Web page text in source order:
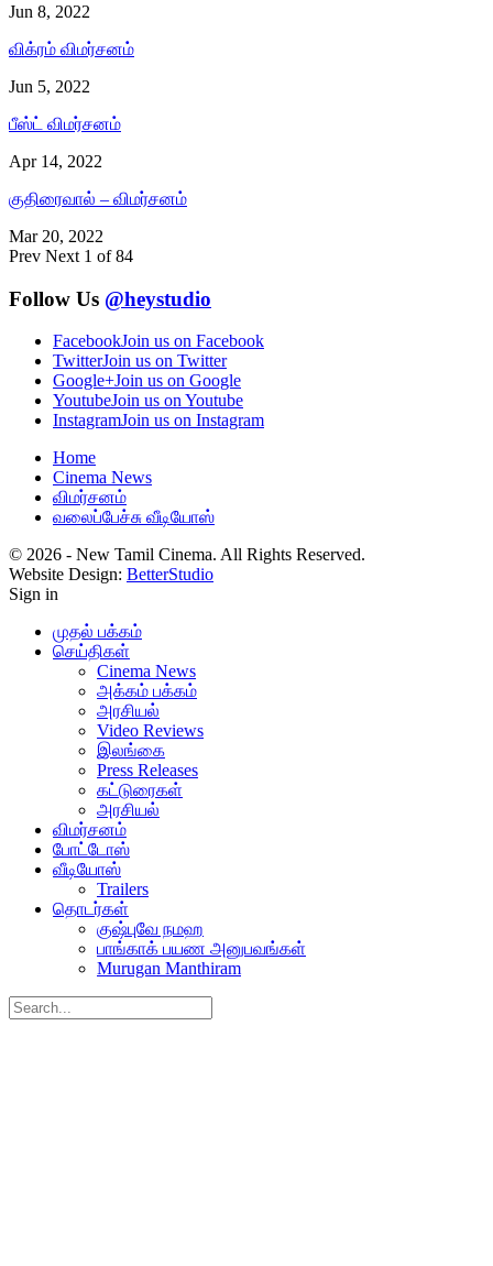
Jun 8, 2022
விக்ரம் விமர்சனம்
Jun 5, 2022
பீஸ்ட் விமர்சனம்
Apr 14, 2022
குதிரைவால் – விமர்சனம்
Mar 20, 2022
Prev Next 1 of 84
Follow Us @heystudio
FacebookJoin us on Facebook
TwitterJoin us on Twitter
Google+Join us on Google
YoutubeJoin us on Youtube
InstagramJoin us on Instagram
Home
Cinema News
விமர்சனம்
வலைப்பேச்சு வீடியோஸ்
© 2026 - New Tamil Cinema. All Rights Reserved.
Website Design: BetterStudio
Sign in
முதல் பக்கம்
செய்திகள்
Cinema News
அக்கம் பக்கம்
அரசியல்
Video Reviews
இலங்கை
Press Releases
கட்டுரைகள்
அரசியல்
விமர்சனம்
போட்டோஸ்
வீடியோஸ்
Trailers
தொடர்கள்
குஷ்புவே நமஹ
பாங்காக் பயண அனுபவங்கள்
Murugan Manthiram